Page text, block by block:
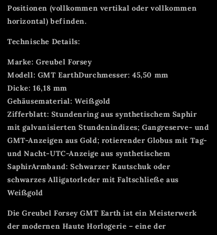
Positionen (vollkommen vertikal oder vollkommen
horizontal) befinden.
Technische Details:
Marke: Greubel Forsey
Modell: GMT EarthDurchmesser: 45,50 mm
Dicke: 16,18 mm
Gehäusematerial: Weißgold
Zifferblatt: Stundenring aus synthetischem Saphir
mit galvanisierten Stundenindizes; Gangreserve- und
GMT-Anzeigen aus Gold; rotierender Globus mit Tag-
und Nacht-UTC-Anzeige aus synthetischem
SaphirArmband: Schwarzer Kautschuk oder
schwarzes Alligatorleder mit Faltschließe aus
Weißgold
Die Greubel Forsey GMT Earth ist ein Meisterwerk
der modernen Haute Horlogerie – eine der